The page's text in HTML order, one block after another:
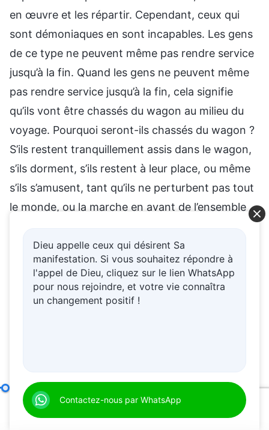
Dieu appelle ceux qui désirent Sa
manifestation. Si vous souhaitez répondre à
l'appel de Dieu, cliquez sur le lien WhatsApp
pour nous rejoindre, et votre vie connaîtra
un changement positif !
Contactez-nous par WhatsApp
Comment poursuivre la vérité (18)